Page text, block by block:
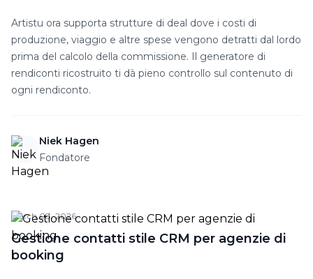
Artistu ora supporta strutture di deal dove i costi di
produzione, viaggio e altre spese vengono detratti dal lordo
prima del calcolo della commissione. Il generatore di
rendiconti ricostruito ti dà pieno controllo sul contenuto di
ogni rendiconto.
Niek Hagen
Fondatore
March 08, 2026
Gestione contatti stile CRM per agenzie di
booking